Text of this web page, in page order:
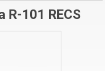
R-101 RECS